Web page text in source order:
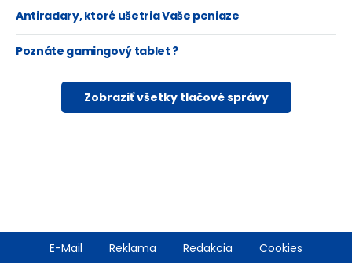
Antiradary, ktoré ušetria Vaše peniaze
Poznáte gamingový tablet ?
Zobraziť všetky tlačové správy
FooterE-Mail Reklama Redakcia Cookies